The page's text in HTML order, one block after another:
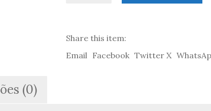
Mundo
nas
Share this item:
Email Facebook Twitter X
(0)